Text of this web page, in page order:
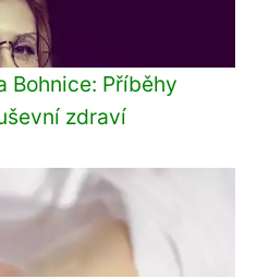
Bohnice: Příběhy
zdraví